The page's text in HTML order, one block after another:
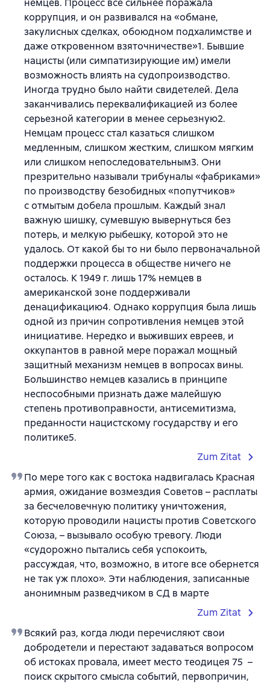
немцев. Процесс все сильнее поражала
коррупция, и он развивался на «обмане,
закулисных сделках, обоюдном подхалимстве и
даже откровенном взяточничестве»1. Бывшие
нацисты (или симпатизирующие им) имели
возможность влиять на судопроизводство.
Иногда трудно было найти свидетелей. Дела
заканчивались переквалификацией из более
серьезной категории в менее серьезную2.
Немцам процесс стал казаться слишком
медленным, слишком жестким, слишком мягким
или слишком непоследовательным3. Они
презрительно называли трибуналы «фабриками»
по производству безобидных «попутчиков»
с отмытым добела прошлым. Каждый знал
важную шишку, сумевшую вывернуться без
потерь, и мелкую рыбешку, которой это не
удалось. От какой бы то ни было первоначальной
поддержки процесса в обществе ничего не
осталось. К 1949 г. лишь 17% немцев в
американской зоне поддерживали
денацификацию4. Однако коррупция была лишь
одной из причин сопротивления немцев этой
инициативе. Нередко и выживших евреев, и
оккупантов в равной мере поражал мощный
защитный механизм немцев в вопросах вины.
Большинство немцев казались в принципе
неспособными признать даже малейшую
степень противоправности, антисемитизма,
преданности нацистскому государству и его
политике5.
Zum Zitat
По мере того как с востока надвигалась Красная
армия, ожидание возмездия Советов – расплаты
за бесчеловечную политику уничтожения,
которую проводили нацисты против Советского
Союза, – вызывало особую тревогу. Люди
«судорожно пытались себя успокоить,
рассуждая, что, возможно, в итоге все обернется
не так уж плохо». Эти наблюдения, записанные
анонимным разведчиком в СД в марте
Zum Zitat
Всякий раз, когда люди перечисляют свои
добродетели и перестают задаваться вопросом
об истоках провала, имеет место теодицея 75 –
поиск скрытого смысла событий, первопричин,